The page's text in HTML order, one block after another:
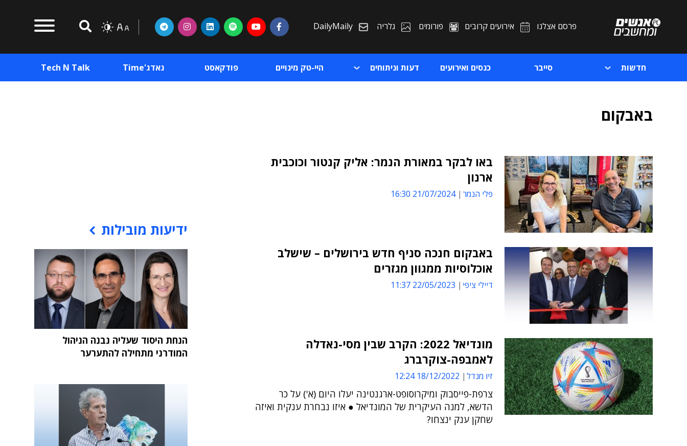
פרסם אצלנו אירועים קרובים פורומים גלריה DailyMaily
חדשות סייבר כנסים ואירועים דעות וניתוחים היי-טק מינויים פודקאסט גאדג'Time Tech N Talk
באבקום
באו לבקר במאורת הנמר: אליק קנטור וכוכבית
ארנון
פלי הנמר 21/07/2024 16:30
באבקום חנכה סניף חדש בירושלים – שישלב
אוכלוסיות ממגוון מגזרים
דיילי ציפי 22/05/2023 11:37
מונדיאל 2022: הקרב שבין מסי-נאדלה
לאמבפה-צוקרברג
זיו מנדל 18/12/2022 12:24
צרפת-פייסבוק ומיקרוסופט-ארגנטינה יעלו היום (א') על כר
הדשא, למנה העיקרית של המונדיאל ● איזו נבחרת ענקית ואיזה
שחקן ענק ינצחו?
ידיעות מובילות
הנחת היסוד שעליה נבנה הניהול
המודרני מתחילה להתערער